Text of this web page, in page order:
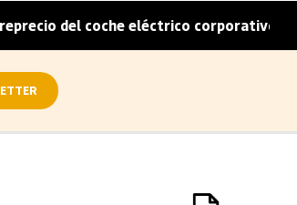
del coche eléctrico corporativo |